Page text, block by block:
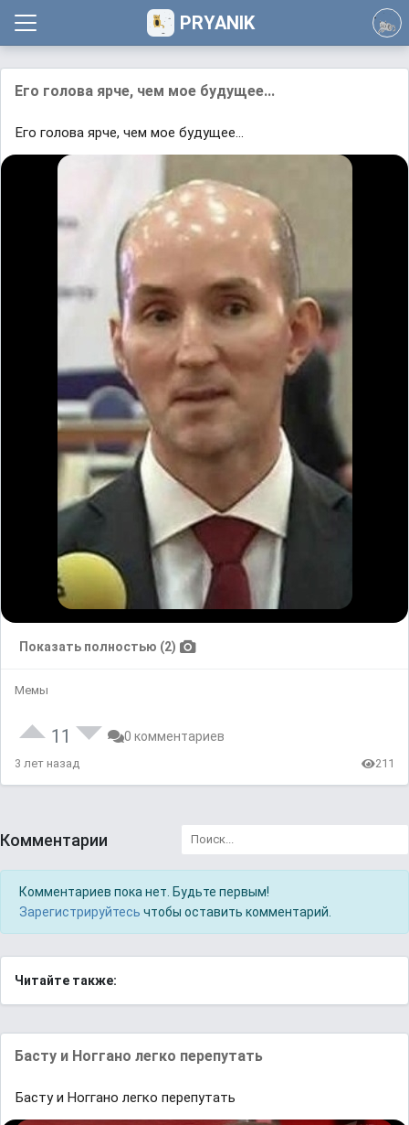
PRYANIK
Его голова ярче, чем мое будущее...
Его голова ярче, чем мое будущее...
Показать полностью (2)
Мемы
11 0 комментариев
3 лет назад 211
Комментарии
Комментариев пока нет. Будьте первым!
Зарегистрируйтесь чтобы оставить комментарий.
Читайте также:
Басту и Ноггано легко перепутать
Басту и Ноггано легко перепутать